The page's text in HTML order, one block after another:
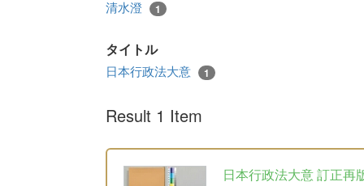
清水澄 1
タイトル
日本行政法大意 1
Result 1 Item
日本行政法大意 訂正再